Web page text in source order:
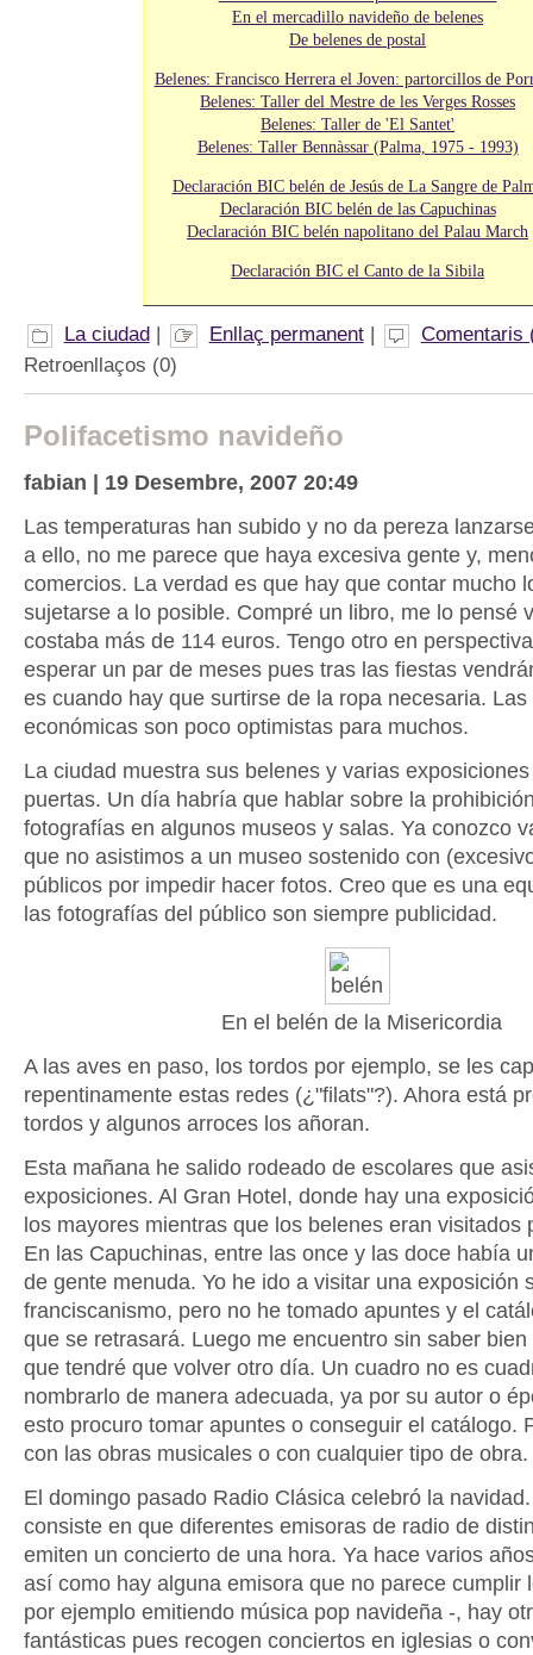
En el mercadillo navideño de belenes
De belenes de postal
Belenes: Francisco Herrera el Joven: partorcillos de
Belenes: Taller del Mestre de les Verges Rosses
Belenes: Taller de 'El Santet'
Belenes: Taller Bennàssar (Palma, 1975 - 1993)
Declaración BIC belén de Jesús de La Sangre de
Declaración BIC belén de las Capuchinas
Declaración BIC belén napolitano del Palau March
Declaración BIC el Canto de la Sibila
La ciudad| Enllaç permanent|
Comentaris
Retroenllaços (0)
Polifacetismo navideño
fabian | 19 Desembre, 2007 20:49
Las temperaturas han subido y no da pereza
a ello, no me parece que haya excesiva gente y,
comercios. La verdad es que hay que contar mucho
sujetarse a lo posible. Compré un libro, me lo pensé
costaba más de 114 euros. Tengo otro en
esperar un par de meses pues tras las fiestas
es cuando hay que surtirse de la ropa necesaria.
económicas son poco optimistas para muchos.
La ciudad muestra sus belenes y varias
puertas. Un día habría que hablar sobre la
fotografías en algunos museos y salas. Ya conozco
que no asistimos a un museo sostenido con
públicos por impedir hacer fotos. Creo que es una
las fotografías del público son siempre publicidad.
En el belén de la Misericordia
A las aves en paso, los tordos por ejemplo, se les
repentinamente estas redes (¿"filats"?). Ahora está
tordos y algunos arroces los añoran.
Esta mañana he salido rodeado de escolares que
exposiciones. Al Gran Hotel, donde hay una
los mayores mientras que los belenes eran visitados
En las Capuchinas, entre las once y las doce había
de gente menuda. Yo he ido a visitar una exposición
franciscanismo, pero no he tomado apuntes y el
que se retrasará. Luego me encuentro sin saber
que tendré que volver otro día. Un cuadro no es
nombrarlo de manera adecuada, ya por su autor o
esto procuro tomar apuntes o conseguir el catálogo.
con las obras musicales o con cualquier tipo de obra.
El domingo pasado Radio Clásica celebró la
consiste en que diferentes emisoras de radio de
emiten un concierto de una hora. Ya hace varios
así como hay alguna emisora que no parece cumplir
por ejemplo emitiendo música pop navideña -, hay
fantásticas pues recogen conciertos en iglesias o